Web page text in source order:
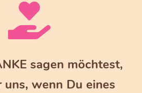
sagen möchtest,
wenn Du eines